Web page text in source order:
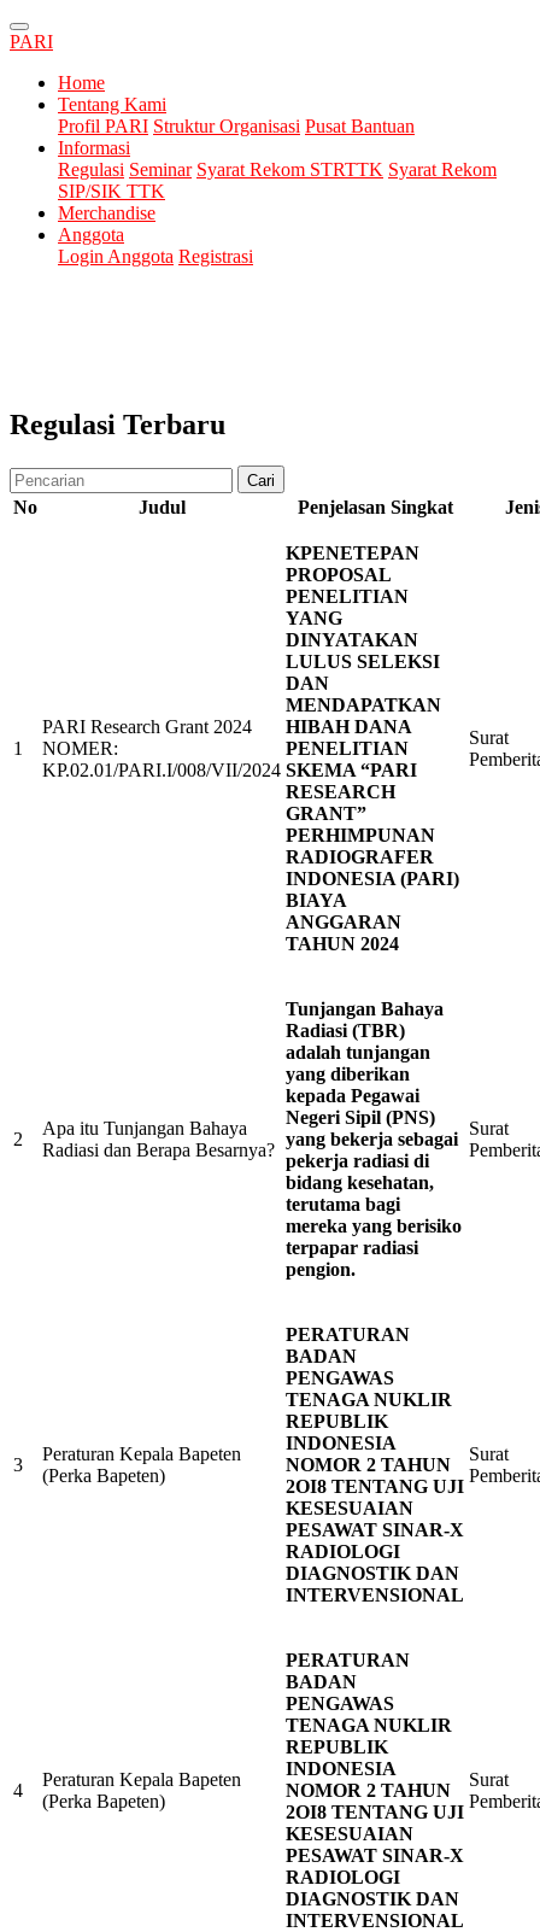
PARI
Home
Tentang Kami
Profil PARI Struktur Organisasi Pusat Bantuan
Informasi
Regulasi Seminar Syarat Rekom STRTTK Syarat Rekom
SIP/SIK TTK
Merchandise
Anggota
Login Anggota Registrasi
Regulasi Terbaru
Cari
No Judul Penjelasan Singkat
1
PARI Research Grant 2024
NOMER:
KP.02.01/PARI.I/008/VII/2024
KPENETEPAN
PROPOSAL
PENELITIAN
YANG
DINYATAKAN
LULUS SELEKSI
DAN
MENDAPATKAN
HIBAH DANA
PENELITIAN
SKEMA “PARI
RESEARCH
GRANT”
PERHIMPUNAN
RADIOGRAFER
INDONESIA (PARI)
BIAYA
ANGGARAN
TAHUN 2024
Surat
2
Apa itu Tunjangan Bahaya
Radiasi dan Berapa Besarnya?
Tunjangan Bahaya
Radiasi (TBR)
adalah tunjangan
yang diberikan
kepada Pegawai
Negeri Sipil (PNS)
yang bekerja sebagai
pekerja radiasi di
bidang kesehatan,
terutama bagi
mereka yang berisiko
terpapar radiasi
pengion.
Surat
3
Peraturan Kepala Bapeten
(Perka Bapeten)
PERATURAN
BADAN
PENGAWAS
TENAGA NUKLIR
REPUBLIK
INDONESIA
NOMOR 2 TAHUN
2OI8 TENTANG UJI
KESESUAIAN
PESAWAT SINAR-X
RADIOLOGI
DIAGNOSTIK DAN
INTERVENSIONAL
Surat
4
Peraturan Kepala Bapeten
(Perka Bapeten)
PERATURAN
BADAN
PENGAWAS
TENAGA NUKLIR
REPUBLIK
INDONESIA
NOMOR 2 TAHUN
2OI8 TENTANG UJI
KESESUAIAN
PESAWAT SINAR-X
RADIOLOGI
DIAGNOSTIK DAN
INTERVENSIONAL
Surat